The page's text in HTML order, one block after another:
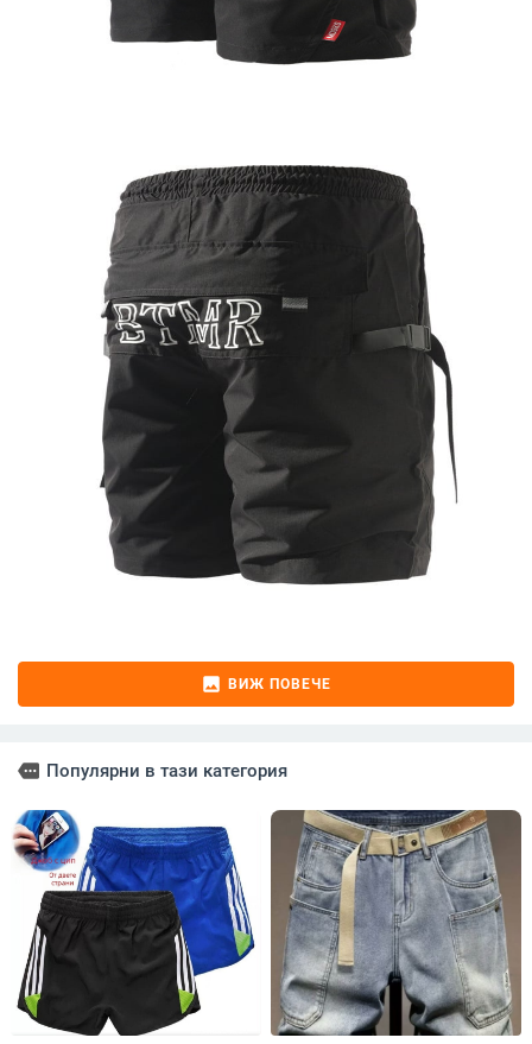
image ВИЖ ПОВЕЧЕ
more Популярни в тази категория